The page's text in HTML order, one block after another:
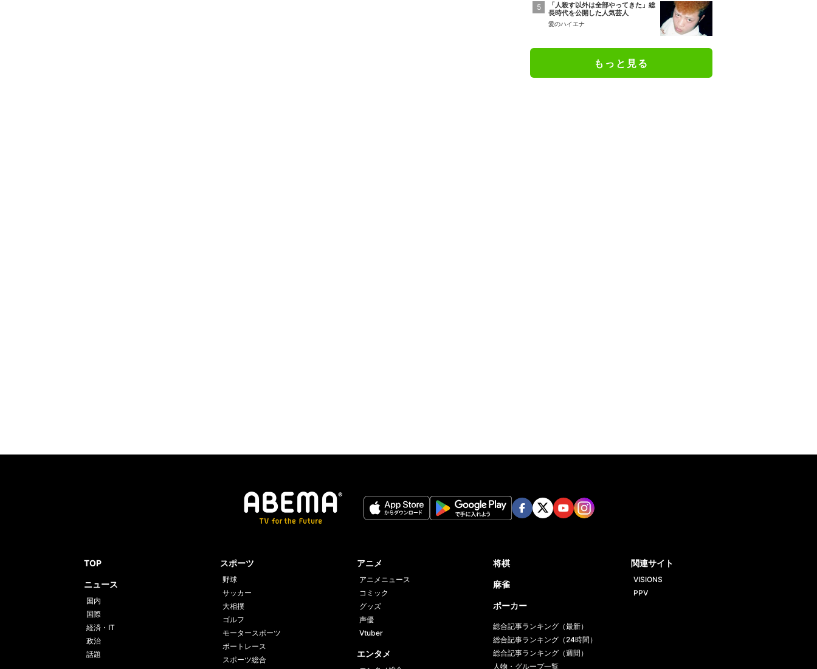
「人殺す以外は全部やってきた」総
長時代を公開した人気芸人
愛のハイエナ
もっと見る
TOP
ニュース
国内
国際
経済・IT
政治
話題
スポーツ
野球
サッカー
大相撲
ゴルフ
モータースポーツ
ボートレース
スポーツ総合
アニメ
アニメニュース
コミック
グッズ
声優
Vtuber
エンタメ
将棋
麻雀
ポーカー
総合記事ランキング（最新）
総合記事ランキング（24時間）
総合記事ランキング（週間）
人物・グループ一覧
関連サイト
VISIONS
PPV